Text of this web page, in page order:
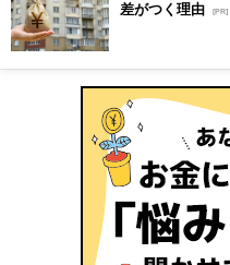
差がつく理由 [PR]